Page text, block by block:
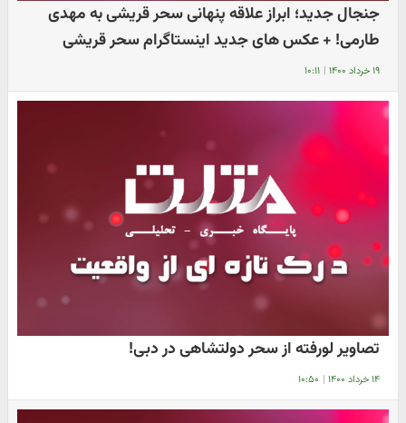
جنجال جدید؛ ابراز علاقه پنهانی سحر قریشی به مهدی
طارمی! + عکس های جدید اینستاگرام سحر قریشی
۱۹ خرداد ۱۴۰۰ | ۱۰:۱۱
تصاویر لورفته از سحر دولتشاهی در دبی!
۱۴ خرداد ۱۴۰۰ | ۱۰:۵۰